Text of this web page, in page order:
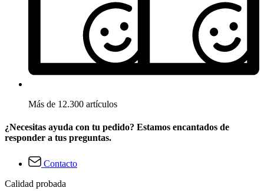
Más de 12.300 artículos
¿Necesitas ayuda con tu pedido? Estamos encantados de
responder a tus preguntas.
Contacto
Calidad probada